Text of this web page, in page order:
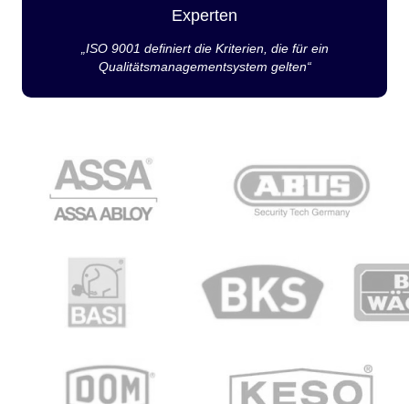
Experten
„ISO 9001 definiert die Kriterien, die für ein
Qualitätsmanagementsystem gelten“